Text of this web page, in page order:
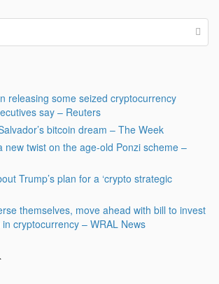
releasing some seized cryptocurrency
say – Reuters
bitcoin dream – The Week
new twist on the age-old Ponzi scheme –
Trump’s plan for a ‘crypto strategic
themselves, move ahead with bill to invest
cryptocurrency – WRAL News